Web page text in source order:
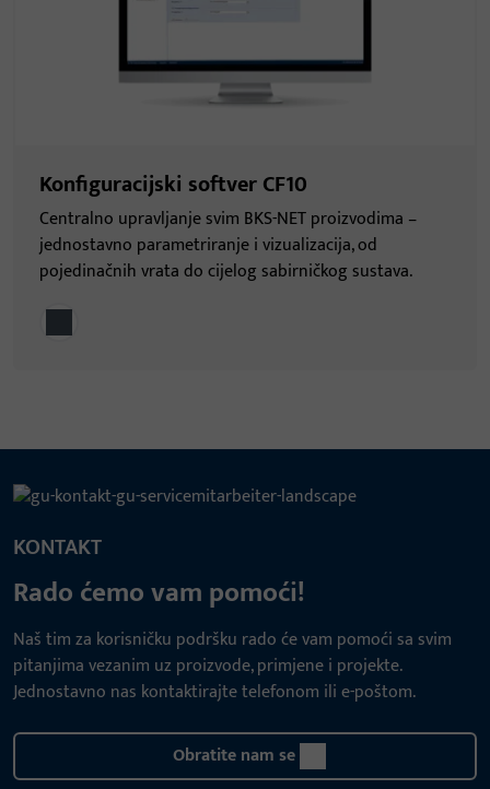
Konfiguracijski softver CF10
Centralno upravljanje svim BKS-NET proizvodima –
jednostavno parametriranje i vizualizacija, od
pojedinačnih vrata do cijelog sabirničkog sustava.
KONTAKT
Rado ćemo vam pomoći!
Naš tim za korisničku podršku rado će vam pomoći sa svim
pitanjima vezanim uz proizvode, primjene i projekte.
Jednostavno nas kontaktirajte telefonom ili e-poštom.
Obratite nam se